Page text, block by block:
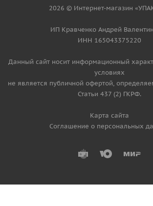
2026 © Интернет-магазин
ИП Кравченко Андрей
ИНН 165043375220
Данный сайт носит информационный
условиях
не является публичной офертой,
Статьи 437 (2) ГКРФ.
Карта сайта
Соглашение о персональных